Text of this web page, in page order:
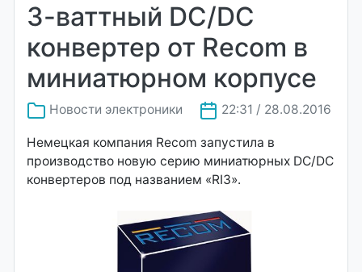
3-ваттный DC/DC
конвертер от Recom в
миниатюрном корпусе
Новости электроники 22:31 / 28.08.2016
Немецкая компания Recom запустила в
производство новую серию миниатюрных DC/DC
конвертеров под названием «RI3».